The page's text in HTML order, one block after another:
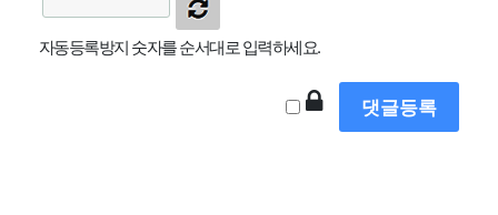
자동등록방지 숫자를 순서대로 입력하세요.